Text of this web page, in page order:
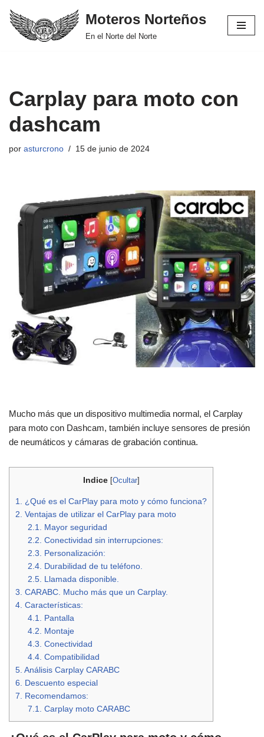
Saltar
Moteros Norteños
En el Norte del Norte
Carplay para moto con
dashcam
por asturcrono 15 de junio de 2024
Mucho más que un dispositivo multimedia normal, el Carplay
para moto con Dashcam, también incluye sensores de presión
de neumáticos y cámaras de grabación continua.
Indice [Ocultar]
1. ¿Qué es el CarPlay para moto y cómo funciona?
2. Ventajas de utilizar el CarPlay para moto
2.1. Mayor seguridad
2.2. Conectividad sin interrupciones:
2.3. Personalización:
2.4. Durabilidad de tu teléfono.
2.5. Llamada disponible.
3. CARABC. Mucho más que un Carplay.
4. Características:
4.1. Pantalla
4.2. Montaje
4.3. Conectividad
4.4. Compatibilidad
5. Análisis Carplay CARABC
6. Descuento especial
7. Recomendamos:
7.1. Carplay moto CARABC